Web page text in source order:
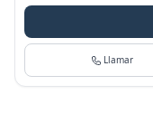
Llamar